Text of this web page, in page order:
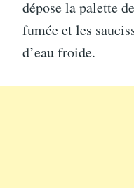
dépose la palette
fumée et les
d’eau froide.